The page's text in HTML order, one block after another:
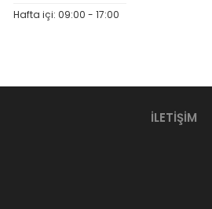
Hafta içi: 09:00 - 17:00
İLETİŞİM